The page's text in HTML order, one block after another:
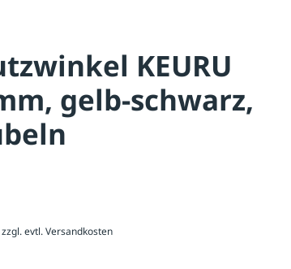
KEURU
gelb-schwarz,
evtl.Versandkosten